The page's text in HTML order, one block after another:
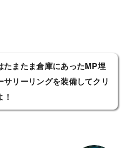
たまたま倉庫にあったMP埋
サリーリングを装備してクリ